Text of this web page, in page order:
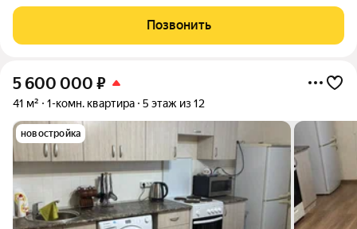
уютная и просторная квартира с захватывающим видом на
открытые поля и городскую
Позвонить
5 600 000 ₽
41 м² 1-комн. квартира 5 этаж из 12
новостройка